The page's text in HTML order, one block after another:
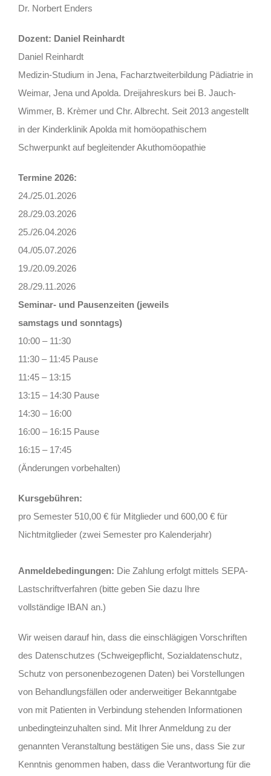
Dr. Norbert Enders
Dozent: Daniel Reinhardt
Daniel Reinhardt
Medizin-Studium in Jena, Facharztweiterbildung Pädiatrie in
Weimar, Jena und Apolda. Dreijahreskurs bei B. Jauch-
Wimmer, B. Krèmer und Chr. Albrecht. Seit 2013 angestellt
in der Kinderklinik Apolda mit homöopathischem
Schwerpunkt auf begleitender Akuthomöopathie
Termine 2026:
24./25.01.2026
28./29.03.2026
25./26.04.2026
04./05.07.2026
19./20.09.2026
28./29.11.2026
Seminar- und Pausenzeiten (jeweils
samstags und sonntags)
10:00 – 11:30
11:30 – 11:45 Pause
11:45 – 13:15
13:15 – 14:30 Pause
14:30 – 16:00
16:00 – 16:15 Pause
16:15 – 17:45
(Änderungen vorbehalten)
Kursgebühren:
pro Semester 510,00 € für Mitglieder und 600,00 € für
Nichtmitglieder (zwei Semester pro Kalenderjahr)
Anmeldebedingungen: Die Zahlung erfolgt mittels SEPA-
Lastschriftverfahren (bitte geben Sie dazu Ihre
vollständige IBAN an.)
Wir weisen darauf hin, dass die einschlägigen Vorschriften
des Datenschutzes (Schweigepflicht, Sozialdatenschutz,
Schutz von personenbezogenen Daten) bei Vorstellungen
von Behandlungsfällen oder anderweitiger Bekanntgabe
von mit Patienten in Verbindung stehenden Informationen
unbedingteinzuhalten sind. Mit Ihrer Anmeldung zu der
genannten Veranstaltung bestätigen Sie uns, dass Sie zur
Kenntnis genommen haben, dass die Verantwortung für die